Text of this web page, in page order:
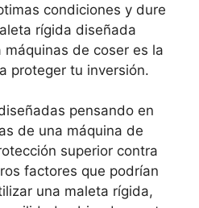
condiciones y dure
rígida diseñada
de coser es la
proteger tu inversión.
pensando en
de una máquina de
superior contra
factores que podrían
una maleta rígida,